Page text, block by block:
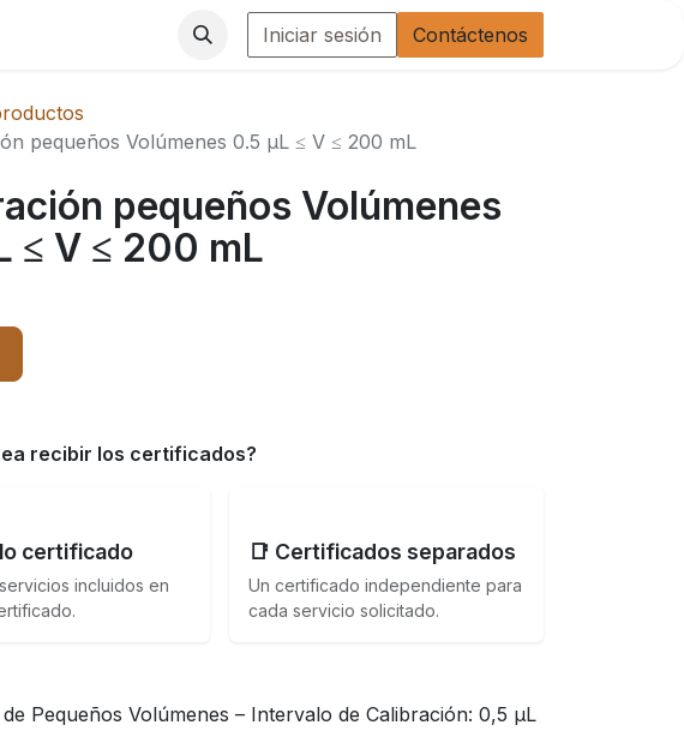
Iniciar sesión Contáctenos
pequeños Volúmenes 0.5 µL ≤ V ≤ 200 mL
pequeños Volúmenes
≤ V ≤ 200 mL
recibir los certificados?
certificado
incluidos en
📑 Certificados separados
Un certificado independiente para
cada servicio solicitado.
Pequeños Volúmenes – Intervalo de Calibración: 0,5 µL